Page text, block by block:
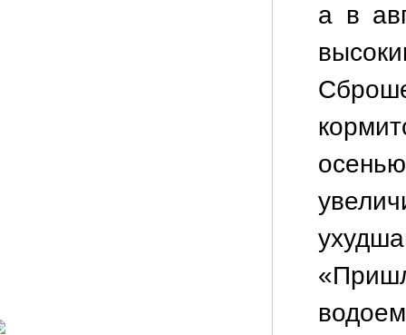
а в